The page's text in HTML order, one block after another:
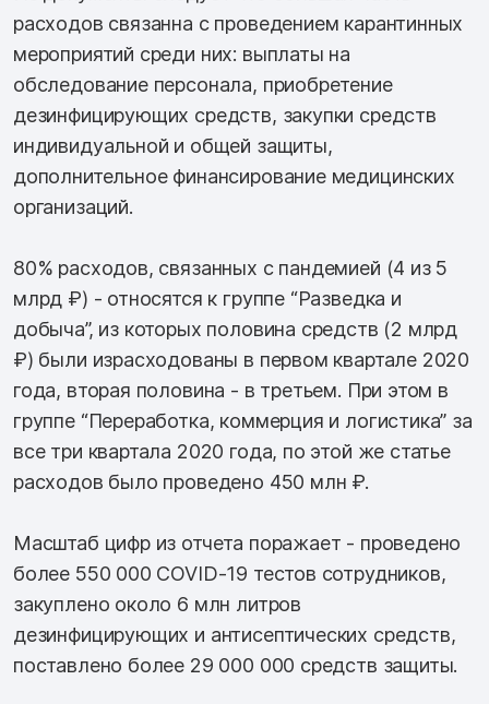
расходов связанна с проведением карантинных
мероприятий среди них: выплаты на
обследование персонала, приобретение
дезинфицирующих средств, закупки средств
индивидуальной и общей защиты,
дополнительное финансирование медицинских
организаций.
80% расходов, связанных с пандемией (4 из 5
млрд ₽) - относятся к группе “Разведка и
добыча”, из которых половина средств (2 млрд
₽) были израсходованы в первом квартале 2020
года, вторая половина - в третьем. При этом в
группе “Переработка, коммерция и логистика” за
все три квартала 2020 года, по этой же статье
расходов было проведено 450 млн ₽.
Масштаб цифр из отчета поражает - проведено
более 550 000 COVID-19 тестов сотрудников,
закуплено около 6 млн литров
дезинфицирующих и антисептических средств,
поставлено более 29 000 000 средств защиты.